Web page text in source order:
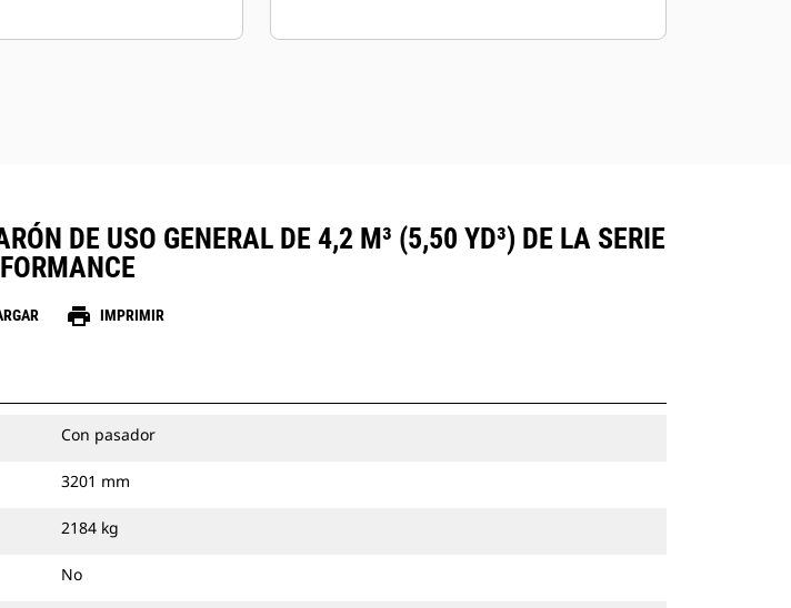
DE USO GENERAL DE 4,2 M³ (5,50 YD³) DE LA SERIE
print IMPRIMIR
Con pasador
3201 mm
2184 kg
No